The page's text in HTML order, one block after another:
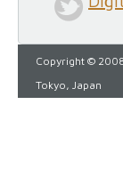
東京を拠点
ています。
GNSSシミュ
Copyright ©
Tokyo, Japan